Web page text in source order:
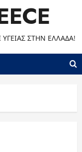
ΣΤΗΝ ΕΛΛΆΔΑ!